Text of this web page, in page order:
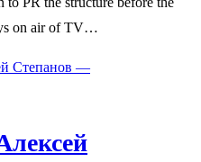
on air of TV…